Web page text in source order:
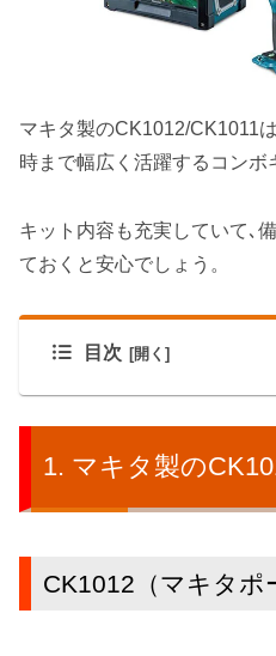
マキタ製のCK1012/CK1011
時まで幅広く活躍するコンボ
キット内容も充実していて､
ておくと安心でしょう。
目次
マキタ製の
CK1012（マキタポ